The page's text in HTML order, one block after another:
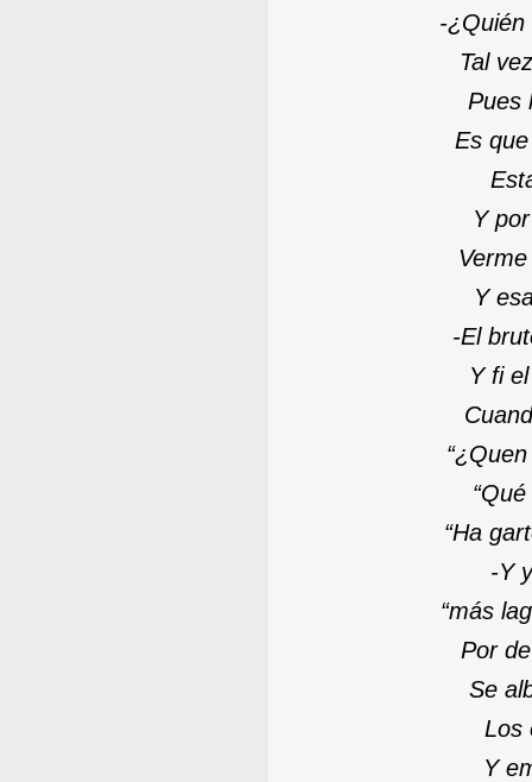
-¿Quién
Tal
Pues
Es
Y
Y
-El
Y fi
“Ha
-Y
“más
Por
Se
Los
Y